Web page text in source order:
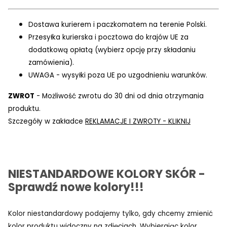
Dostawa kurierem i paczkomatem na terenie Polski.
Przesyłka kurierska i pocztowa do krajów UE za
dodatkową opłatą (wybierz opcję przy składaniu
zamówienia).
UWAGA - wysyłki poza UE po uzgodnieniu warunków.
ZWROT - Możliwość zwrotu do 30 dni od dnia otrzymania
produktu.
Szczegóły w zakładce REKLAMACJE I ZWROTY - KLIKNIJ
NIESTANDARDOWE KOLORY SKÓR -
Sprawdź nowe kolory!!!
Kolor niestandardowy podajemy tylko, gdy chcemy zmienić